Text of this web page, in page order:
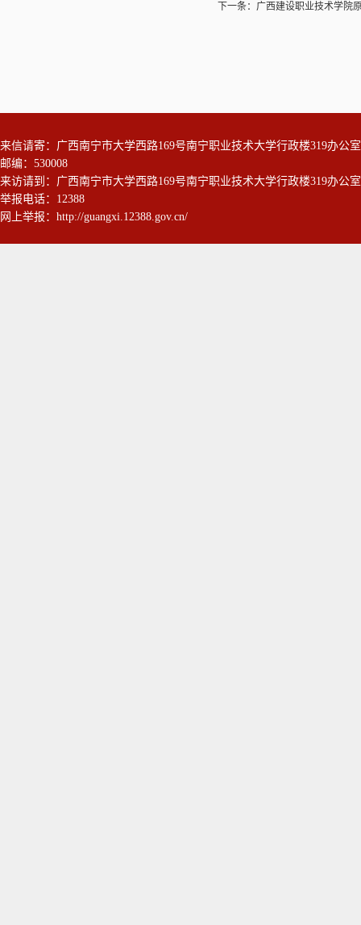
下一条： 广西建设职业技术学院
来信请寄：广西南宁市大学西路169号南宁职业技术大学行政楼319办公
邮编：530008
来访请到：广西南宁市大学西路169号南宁职业技术大学行政楼319办公
举报电话：12388
网上举报： http://guangxi.12388.gov.cn/